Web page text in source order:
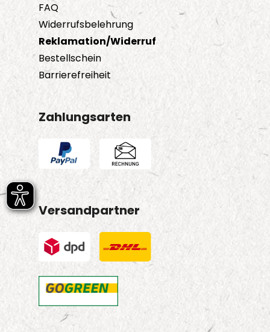
FAQ
Widerrufsbelehrung
Reklamation/Widerruf
Bestellschein
Barrierefreiheit
Zahlungsarten
Versandpartner